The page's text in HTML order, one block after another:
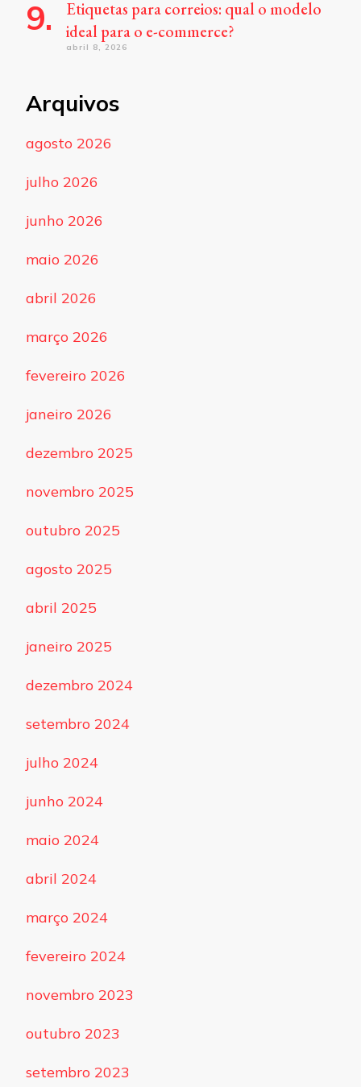
Etiquetas para correios: qual o modelo
ideal para o e-commerce?
abril 8, 2026
Arquivos
agosto 2026
julho 2026
junho 2026
maio 2026
abril 2026
março 2026
fevereiro 2026
janeiro 2026
dezembro 2025
novembro 2025
outubro 2025
agosto 2025
abril 2025
janeiro 2025
dezembro 2024
setembro 2024
julho 2024
junho 2024
maio 2024
abril 2024
março 2024
fevereiro 2024
novembro 2023
outubro 2023
setembro 2023